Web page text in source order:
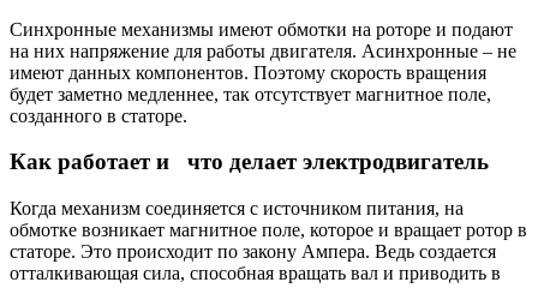
Синхронные механизмы имеют обмотки на роторе и подают
на них напряжение для работы двигателя. Асинхронные – не
имеют данных компонентов. Поэтому скорость вращения
будет заметно медленнее, так отсутствует магнитное поле,
созданного в статоре.
Как работает и что делает электродвигатель
Когда механизм соединяется с источником питания, на
обмотке возникает магнитное поле, которое и вращает ротор в
статоре. Это происходит по закону Ампера. Ведь создается
отталкивающая сила, способная вращать вал и приводить в